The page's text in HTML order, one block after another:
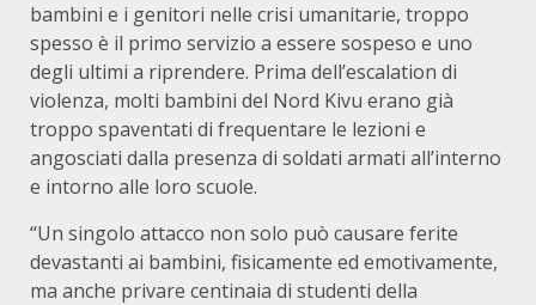
bambini e i genitori nelle crisi umanitarie, troppo
spesso è il primo servizio a essere sospeso e uno
degli ultimi a riprendere. Prima dell’escalation di
violenza, molti bambini del Nord Kivu erano già
troppo spaventati di frequentare le lezioni e
angosciati dalla presenza di soldati armati all’interno
e intorno alle loro scuole.
“Un singolo attacco non solo può causare ferite
devastanti ai bambini, fisicamente ed emotivamente,
ma anche privare centinaia di studenti della